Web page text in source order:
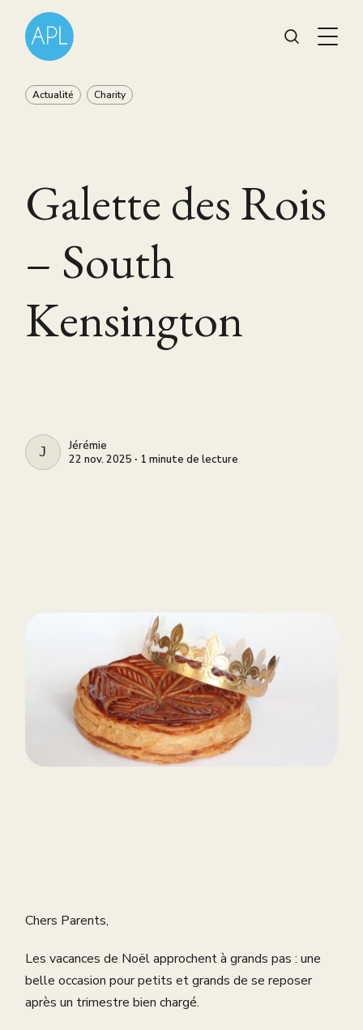
Actualité Charity
Galette des Rois
– South
Kensington
JÉRÉMIE
Jérémie
22 nov. 2025 ∙ 1 minute de lecture
Chers Parents,
Les vacances de Noël approchent à grands pas : une
belle occasion pour petits et grands de se reposer
après un trimestre bien chargé.